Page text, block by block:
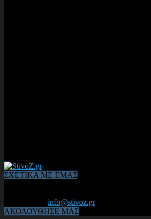
ΣΧΕΤΙΚΑ ΜΕ ΕΜΑΣ
info@stivoz.gr
ΑΚΟΛΟΥΘΗΣΕ ΜΑΣ